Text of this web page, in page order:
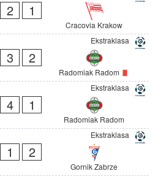
2 1
Cracovia Krakow
Ekstraklasa
3 2
Radomiak Radom
Ekstraklasa
4 1
Radomiak Radom
Ekstraklasa
1 2
Gornik Zabrze